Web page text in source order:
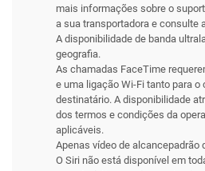
mais informações sobre o
a sua transportadora e consulte
A disponibilidade de banda
geografia.
As chamadas FaceTime
e uma ligação Wi-Fi tanto para o
destinatário. A disponibilidade
dos termos e condições da
aplicáveis.
Apenas vídeo de alcancepadrão
O Siri não está disponível em